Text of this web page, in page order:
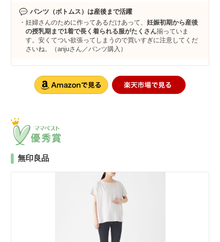
パンツ（ボトムス）は産後まで活躍
妊婦さんのために作ってあるだけあって、妊娠初期から産後
の授乳期まで1着で長く着られる服がたくさん揃っていま
す。安くてつい欲張ってしまうので買いすぎに注意してくだ
さいね。（anjuさん／パンツ購入）
無印良品